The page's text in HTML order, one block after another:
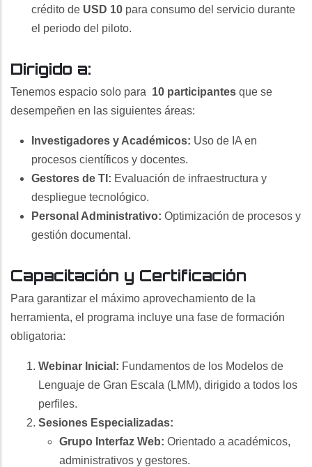
crédito de USD 10 para consumo del servicio durante
el periodo del piloto.
Dirigido a:
Tenemos espacio solo para 10 participantes que se
desempeñen en las siguientes áreas:
Investigadores y Académicos: Uso de IA en
procesos científicos y docentes.
Gestores de TI: Evaluación de infraestructura y
despliegue tecnológico.
Personal Administrativo: Optimización de procesos y
gestión documental.
Capacitación y Certificación
Para garantizar el máximo aprovechamiento de la
herramienta, el programa incluye una fase de formación
obligatoria:
Webinar Inicial: Fundamentos de los Modelos de
Lenguaje de Gran Escala (LMM), dirigido a todos los
perfiles.
Sesiones Especializadas:
Grupo Interfaz Web: Orientado a académicos,
administrativos y gestores.